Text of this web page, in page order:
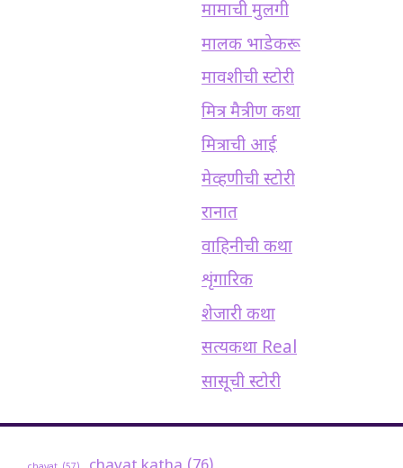
मामाची मुलगी
मालक भाडेकरू
मावशीची स्टोरी
मित्र मैत्रीण कथा
मित्राची आई
मेव्हणीची स्टोरी
रानात
वाहिनीची कथा
शृंगारिक
शेजारी कथा
सत्यकथा Real
सासूची स्टोरी